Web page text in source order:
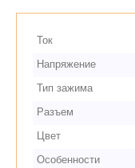
Ток
Напряжение
Тип зажима
Разъем
Цвет
Особенности